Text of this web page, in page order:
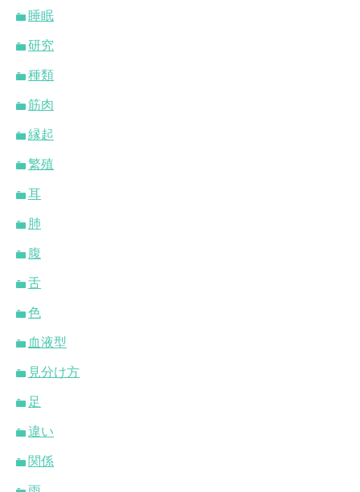
睡眠
研究
種類
筋肉
縁起
繁殖
耳
肺
腹
舌
色
血液型
見分け方
足
違い
関係